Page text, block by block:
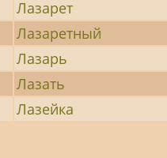
Лазарет
Лазаретный
Лазарь
Лазать
Лазейка